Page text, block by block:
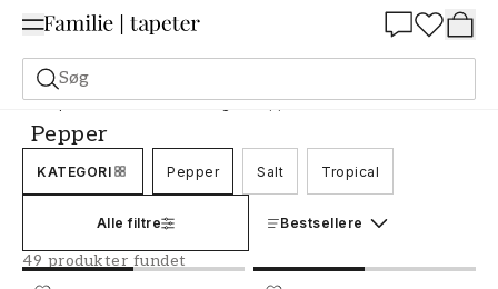
Søg
Tapeter Mærke Hohenberger Pepper
Pepper
KATEGORI Pepper Salt Tropical
Alle filtre Bestsellere
49 produkter fundet